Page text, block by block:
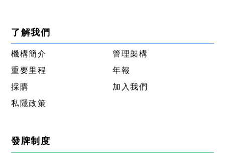
了解我們
機構簡介
管理架構
重要里程
年報
採購
加入我們
私隱政策
發牌制度